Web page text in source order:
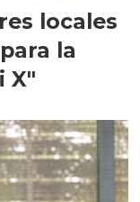
locales
la
X"